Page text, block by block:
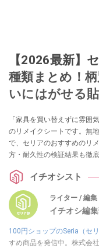
【2026最新】
種類まとめ！
いにはがせる
「家具を買い替えずに雰囲
のリメイクシートです。無
で、セリアのおすすめのリ
方・耐久性の検証結果も徹
てくださいね。
イチオシスト
ライター / 編集
イチオシ編
100円ショップのSeria（セリ
すめ商品を発信中。株式会